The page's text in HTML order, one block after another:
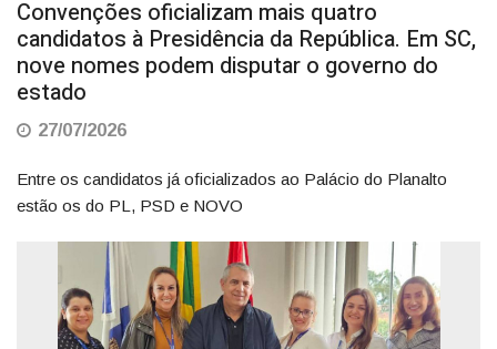
Convenções oficializam mais quatro
candidatos à Presidência da República. Em SC,
nove nomes podem disputar o governo do
estado
27/07/2026
Entre os candidatos já oficializados ao Palácio do Planalto
estão os do PL, PSD e NOVO